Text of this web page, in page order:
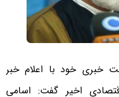
خبری خود با اعلام خبر
اقتصادی اخیر گفت: اسامی